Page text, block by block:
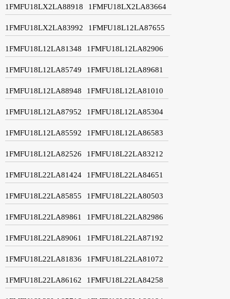
1FMFU18LX2LA88918 1FMFU18LX2LA83664
1FMFU18LX2LA83992 1FMFU18L12LA87655
1FMFU18L12LA81348 1FMFU18L12LA82906
1FMFU18L12LA85749 1FMFU18L12LA89681
1FMFU18L12LA88948 1FMFU18L12LA81010
1FMFU18L12LA87952 1FMFU18L12LA85304
1FMFU18L12LA85592 1FMFU18L12LA86583
1FMFU18L12LA82526 1FMFU18L22LA83212
1FMFU18L22LA81424 1FMFU18L22LA84651
1FMFU18L22LA85855 1FMFU18L22LA80503
1FMFU18L22LA89861 1FMFU18L22LA82986
1FMFU18L22LA89061 1FMFU18L22LA87192
1FMFU18L22LA81836 1FMFU18L22LA81072
1FMFU18L22LA86162 1FMFU18L22LA84258